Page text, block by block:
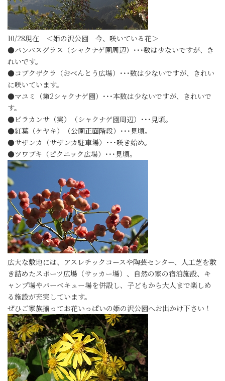
10/28現在 ＜姫の沢公園 今、咲いている花＞
●パンパスグラス（シャクナゲ園周辺）･･･数は少ないですが、き
れいです。
●コブクザクラ（おべんとう広場）･･･数は少ないですが、きれい
に咲いています。
●マユミ（第2シャクナゲ園）･･･本数は少ないですが、きれいで
す。
●ピラカンサ（実）（シャクナゲ園周辺）･･･見頃。
●紅葉（ケヤキ）（公園正面階段）･･･見頃。
●サザンカ（サザンカ駐車場）･･･咲き始め。
●ツワブキ（ピクニック広場）･･･見頃。
広大な敷地には、アスレチックコースや陶芸センター、人工芝を敷
き詰めたスポーツ広場（サッカー場）、自然の家の宿泊施設、キ
ャンプ場やバーベキュー場を併設し、子どもから大人まで楽しめ
る施設が充実しています。
ぜひご家族揃ってお花いっぱいの姫の沢公園へお出かけ下さい！